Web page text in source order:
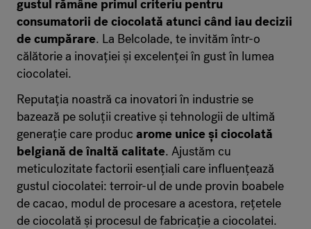
gustul rămâne primul criteriu pentru
consumatorii de ciocolată atunci când iau decizii
de cumpărare. La Belcolade, te invităm într-o
călătorie a inovației și excelenței în gust în lumea
ciocolatei.
Reputația noastră ca inovatori în industrie se
bazează pe soluții creative și tehnologii de ultimă
generație care produc arome unice și ciocolată
belgiană de înaltă calitate. Ajustăm cu
meticulozitate factorii esențiali care influențează
gustul ciocolatei: terroir-ul de unde provin boabele
de cacao, modul de procesare a acestora, rețetele
de ciocolată și procesul de fabricație a ciocolatei.